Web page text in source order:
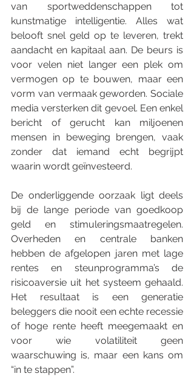
van sportweddenschappen tot
kunstmatige intelligentie. Alles wat
belooft snel geld op te leveren, trekt
aandacht en kapitaal aan. De beurs is
voor velen niet langer een plek om
vermogen op te bouwen, maar een
vorm van vermaak geworden. Sociale
media versterken dit gevoel. Een enkel
bericht of gerucht kan miljoenen
mensen in beweging brengen, vaak
zonder dat iemand echt begrijpt
waarin wordt geïnvesteerd.
De onderliggende oorzaak ligt deels
bij de lange periode van goedkoop
geld en stimuleringsmaatregelen.
Overheden en centrale banken
hebben de afgelopen jaren met lage
rentes en steunprogramma’s de
risicoaversie uit het systeem gehaald.
Het resultaat is een generatie
beleggers die nooit een echte recessie
of hoge rente heeft meegemaakt en
voor wie volatiliteit geen
waarschuwing is, maar een kans om
“in te stappen”.